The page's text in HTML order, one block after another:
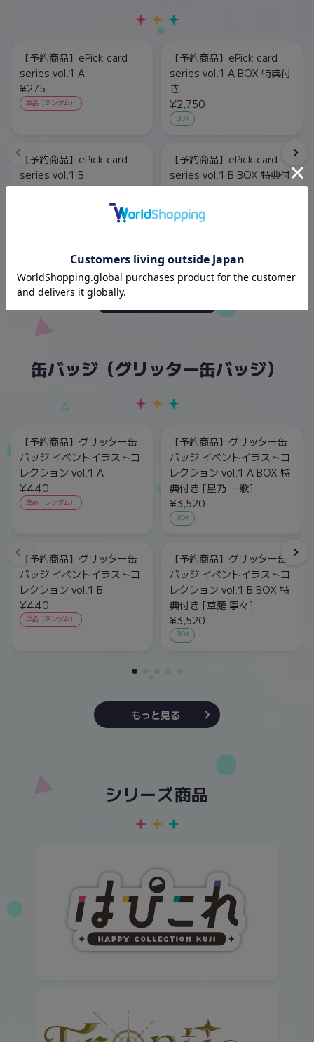
【予約商品】ePick card
series vol.1 A
¥275
単品（ランダム）
【予約商品】ePick card
series vol.1 A BOX 特典付
き
¥2,750
BOX
【予約商品】ePick card
series vol.1 B
¥275
【予約商品】ePick card
series vol.1 B BOX 特典付
き
¥2,750
BOX
缶バッジ（グリッター缶バッジ）
【予約商品】グリッター缶
バッジ イベントイラストコ
レクション vol.1 A
¥440
単品（ランダム）
【予約商品】グリッター缶
バッジ イベントイラストコ
レクション vol.1 A BOX 特
典付き [星乃 一歌]
¥3,520
BOX
【予約商品】グリッター缶
バッジ イベントイラストコ
レクション vol.1 B
¥440
単品（ランダム）
【予約商品】グリッター缶
バッジ イベントイラストコ
レクション vol.1 B BOX 特
典付き [草薙 寧々]
¥3,520
BOX
もっと見る
シリーズ商品